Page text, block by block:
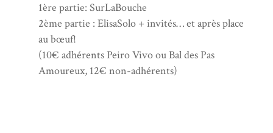
1ère partie: SurLaBouche
2ème partie : ElisaSolo + invités… et après place
au bœuf!
(10€ adhérents Peiro Vivo ou Bal des Pas
Amoureux, 12€ non-adhérents)